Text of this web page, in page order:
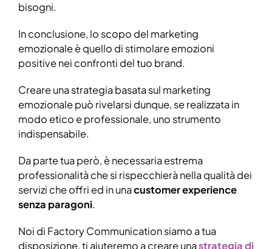
bisogni.
In conclusione, lo scopo del marketing
emozionale è quello di stimolare emozioni
positive nei confronti del tuo brand.
Creare una strategia basata sul marketing
emozionale può rivelarsi dunque, se realizzata in
modo etico e professionale, uno strumento
indispensabile.
Da parte tua però, è necessaria estrema
professionalità che si rispecchierà nella qualità dei
servizi che offri ed in unacustomer experience
senza paragoni.
Noi di Factory Communication siamo a tua
disposizione, ti aiuteremo a creare unastrategia di